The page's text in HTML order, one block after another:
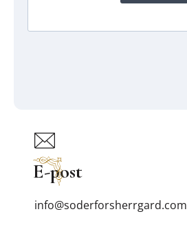
E-post
info@soderforsherrgard.com